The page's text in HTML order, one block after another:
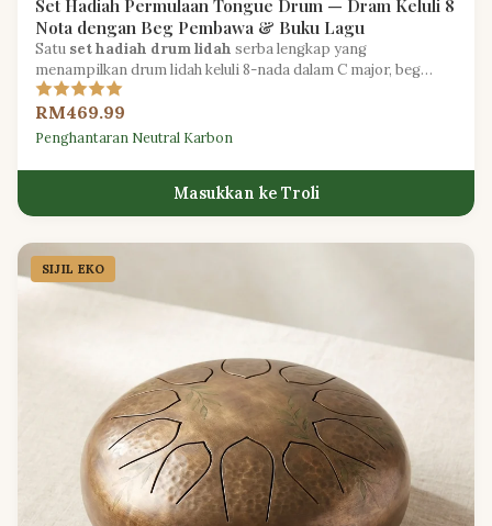
Set Hadiah Permulaan Tongue Drum — Dram Keluli 8
Nota dengan Beg Pembawa & Buku Lagu
Satu set hadiah drum lidah serba lengkap yang
menampilkan drum lidah keluli 8-nada dalam C major, beg
pembawa berlapik, dua pemukul dan buku lagu pemula.
RM469.99
Penghantaran Neutral Karbon
Masukkan ke Troli
SIJIL EKO